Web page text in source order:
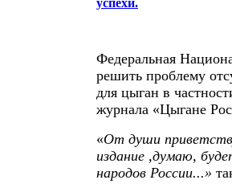
Федеральная
решить проблему
для цыган в
журнала «Цыгане
«От души
издание ,думаю,
народов России...»